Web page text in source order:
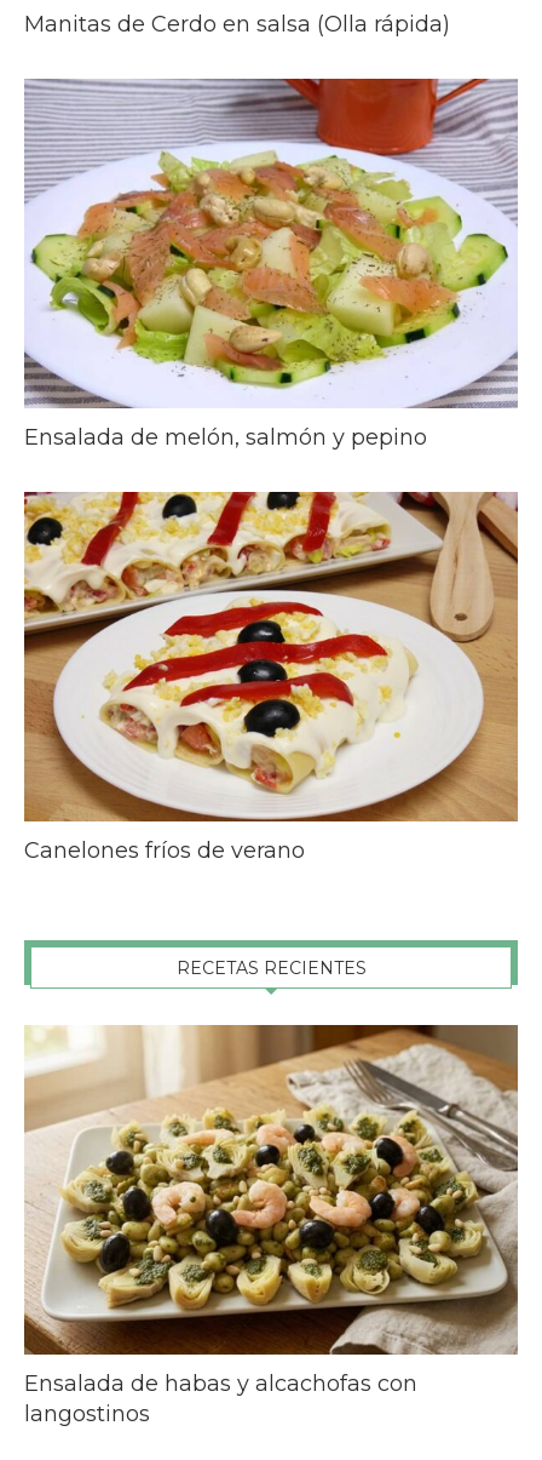
Manitas de Cerdo en salsa (Olla rápida)
Ensalada de melón, salmón y pepino
Canelones fríos de verano
RECETAS RECIENTES
Ensalada de habas y alcachofas con
langostinos